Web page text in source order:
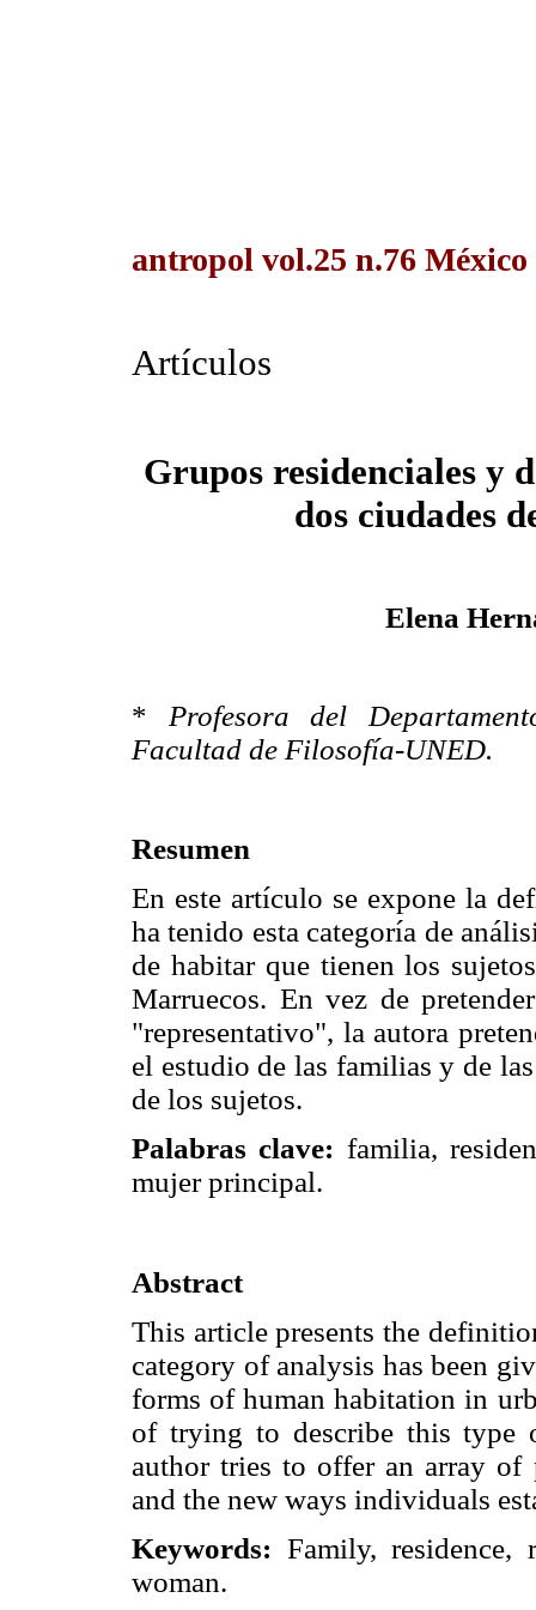
antropol vol.25 n.76
Artículos
Grupos residenciales y
dos ciudades
Elena
* Profesora del
Facultad de Filosofía-UNED.
Resumen
En este artículo se expone la
ha tenido esta categoría de
de habitar que tienen los
Marruecos. En vez de
"representativo", la autora
el estudio de las familias y de
de los sujetos.
Palabras clave: familia,
mujer principal.
Abstract
This article presents the
category of analysis has been
forms of human habitation in
of trying to describe this type
author tries to offer an array
and the new ways individuals
Keywords: Family, residence,
woman.